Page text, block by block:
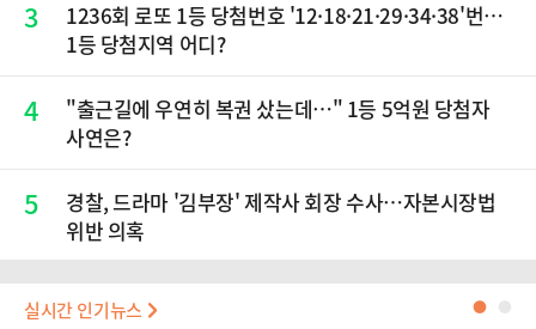
3
1236회 로또 1등 당첨번호 '12·18·21·29·34·38'번…
1등 당첨지역 어디?
4
"출근길에 우연히 복권 샀는데…" 1등 5억원 당첨자
사연은?
5
경찰, 드라마 '김부장' 제작사 회장 수사…자본시장법
위반 의혹
실시간 인기뉴스 ●